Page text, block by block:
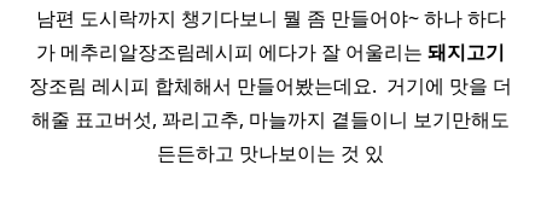
남편 도시락까지 챙기다보니 뭘 좀 만들어야~ 하나 하다
가 메추리알장조림레시피 에다가 잘 어울리는 돼지고기
장조림 레시피 합체해서 만들어봤는데요. ​ 거기에 맛을 더
해줄 표고버섯, 꽈리고추, 마늘까지 곁들이니 보기만해도
든든하고 맛나보이는 것 있